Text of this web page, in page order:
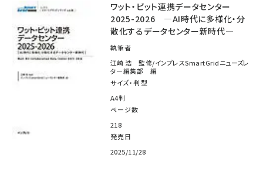
ワット・ビット連携データセンター
2025-2026 ―AI時代に多様化・分
散化するデータセンター新時代―
執筆者
江崎 浩 監修/インプレスSmartGridニューズレ
ター編集部 編
サイズ・判型
A4判
ページ数
218
発売日
2025/11/28